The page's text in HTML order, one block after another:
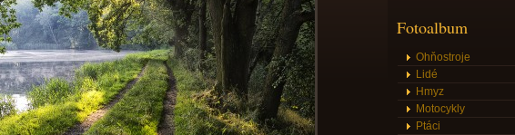
Fotoalbum
Ohňostroje
Lidé
Hmyz
Motocykly
Ptáci